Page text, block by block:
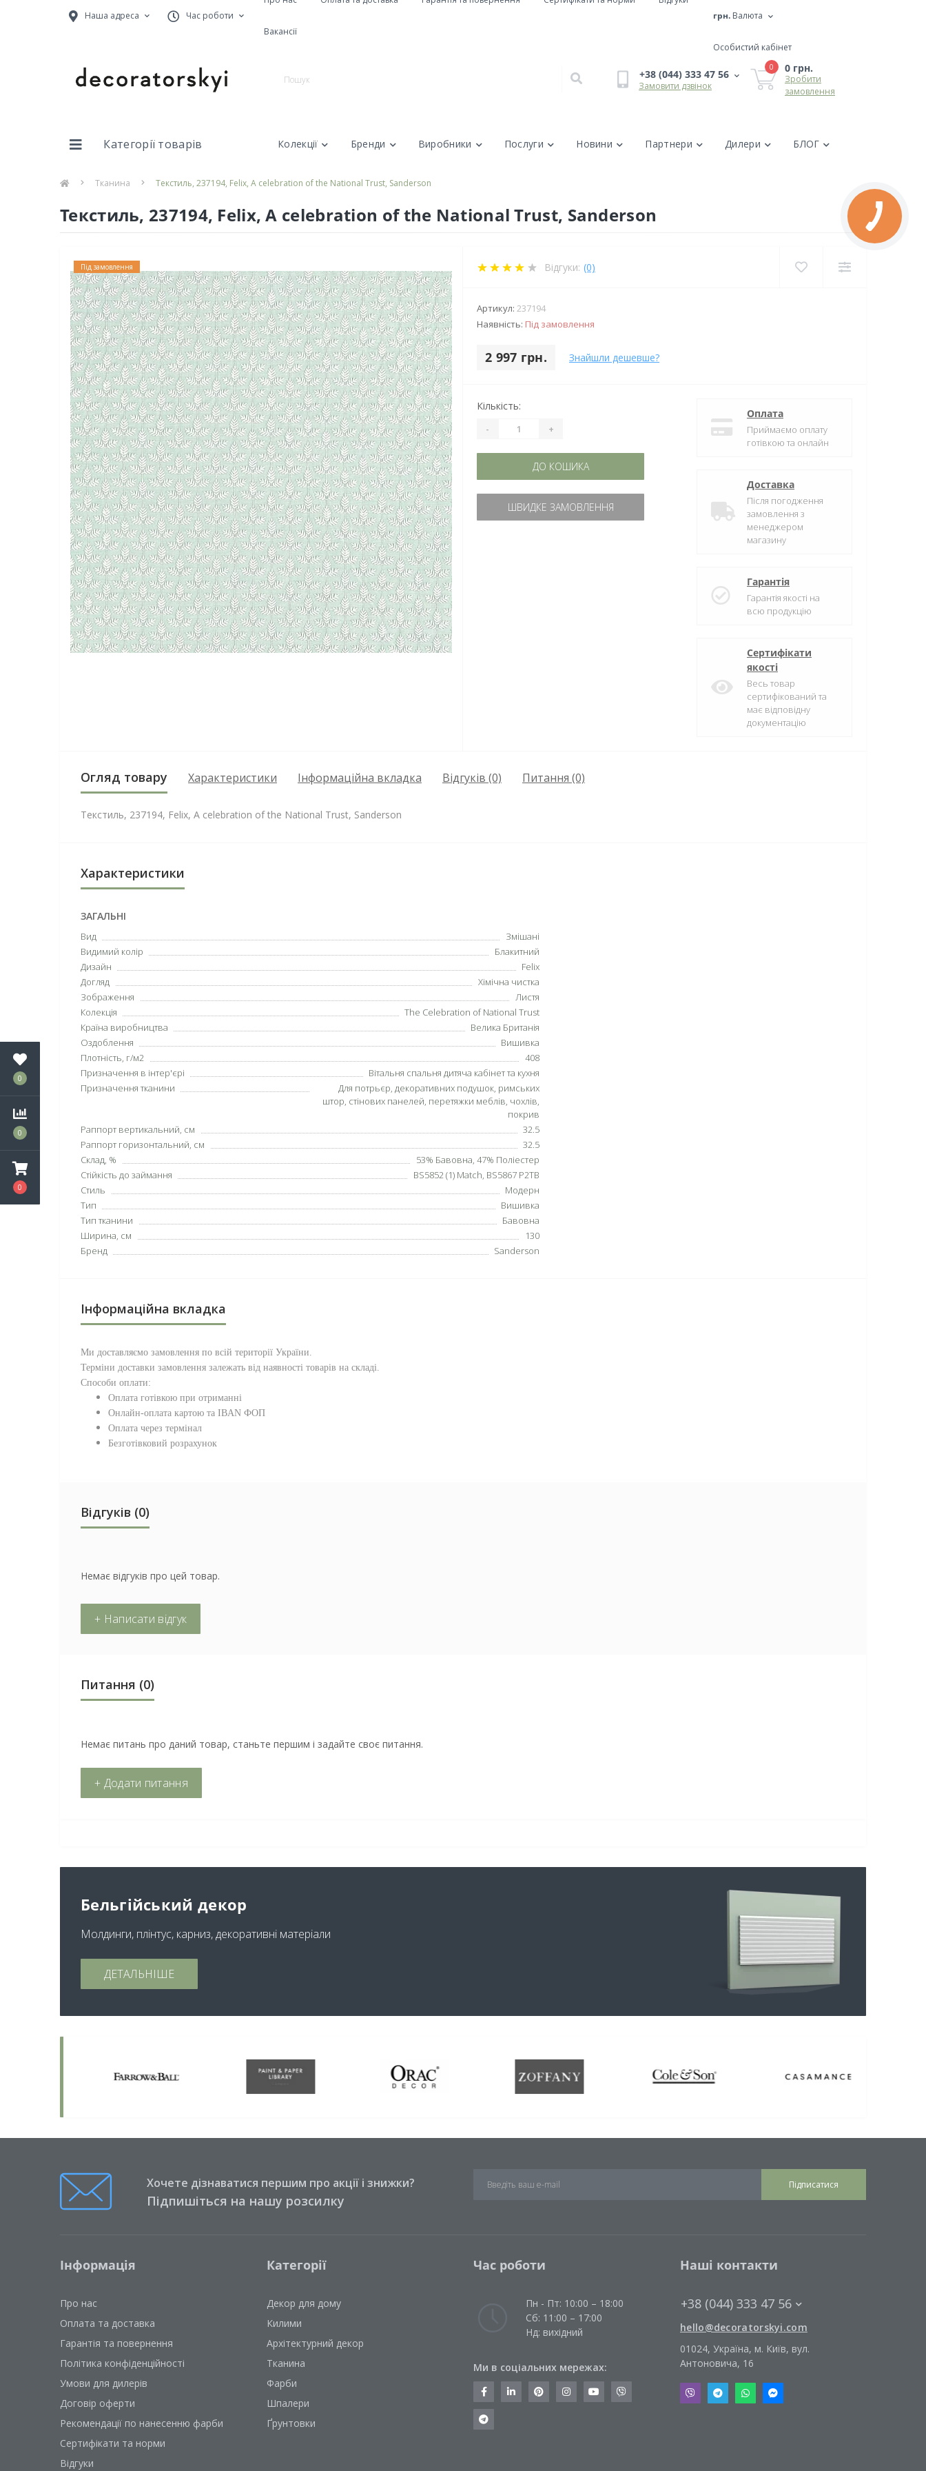
0
0
0
Наша адреса Час роботи
Вакансії
грн. Валюта
Особистий кабінет
+38 (044) 333 47 56
Замовити дзвінок
0 0 грн.
Зробити
замовлення
Категорії товарів Колекції Бренди Виробники Послуги Новини Партнери Дилери БЛОГ
Тканина Текстиль, 237194, Felix, A celebration of the National Trust, Sanderson
Текстиль, 237194, Felix, A celebration of the National Trust, Sanderson
Під замовлення Відгуки: (0)
Артикул: 237194
Наявність: Під замовлення
2 997 грн. Знайшли дешевше?
Кількість:
- +
ДО КОШИКА
ШВИДКЕ ЗАМОВЛЕННЯ
Оплата
Приймаємо оплату
готівкою та онлайн
Доставка
Після погодження
замовлення з
менеджером
магазину
Гарантія
Гарантія якості на
всю продукцію
Сертифікати
якості
Весь товар
сертифікований та
має відповідну
документацію
Огляд товару Характеристики Інформаційна вкладка Відгуків (0) Питання (0)
Текстиль, 237194, Felix, A celebration of the National Trust, Sanderson
Характеристики
ЗАГАЛЬНІ
Вид
Змішані
Видимий колір
Блакитний
Дизайн
Felix
Догляд
Хімічна чистка
Зображення
Листя
Колекція
The Celebration of National Trust
Країна виробництва
Велика Британія
Оздоблення
Вишивка
Плотність, г/м2
408
Призначення в інтер'єрі
Вітальня спальня дитяча кабінет та кухня
Призначення тканини
Для потрьєр, декоративних подушок, римських
штор, стінових панелей, перетяжки меблів, чохлів,
покрив
Раппорт вертикальний, см
32.5
Раппорт горизонтальний, см
32.5
Склад, %
53% Бавовна, 47% Поліестер
Стійкість до займання
BS5852 (1) Match, BS5867 P2TB
Стиль
Модерн
Тип
Вишивка
Тип тканини
Бавовна
Ширина, см
130
Бренд
Sanderson
Інформаційна вкладка
Ми доставляємо замовлення по всій території України.
Терміни доставки замовлення залежать від наявності товарів на складі.
Способи оплати:
Оплата готівкою при отриманні
Онлайн-оплата картою та IBAN ФОП
Оплата через термінал
Безготівковий розрахунок
Відгуків (0)
Немає відгуків про цей товар.
+ Написати відгук
Питання (0)
Немає питань про даний товар, станьте першим і задайте своє питання.
+ Додати питання
Бельгійський декор
Молдинги, плінтус, карниз, декоративні матеріали
ДЕТАЛЬНІШЕ
Хочете дізнаватися першим про акції і знижки?
Підпишіться на нашу розсилку
Підписатися
Інформація
Про нас
Оплата та доставка
Гарантія та повернення
Політика конфіденційності
Умови для дилерів
Договір оферти
Рекомендації по нанесенню фарби
Сертифікати та норми
Відгуки
Категорії
Декор для дому
Килими
Архітектурний декор
Тканина
Фарби
Шпалери
Ґрунтовки
Час роботи
Пн - Пт: 10:00 – 18:00
Сб: 11:00 – 17:00
Нд: вихідний
Ми в соціальних мережах:
Наші контакти
+38 (044) 333 47 56
hello@decoratorskyi.com
01024, Україна, м. Київ, вул.
Антоновича, 16